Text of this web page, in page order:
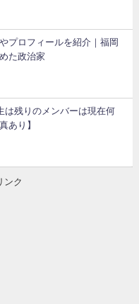
プロフィールを紹介｜福岡
た政治家
は残りのメンバーは現在何
あり】
ンク